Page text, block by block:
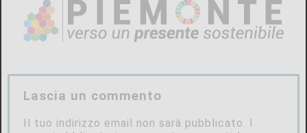
Lascia un commento
Il tuo indirizzo email non sarà pubblicato. I